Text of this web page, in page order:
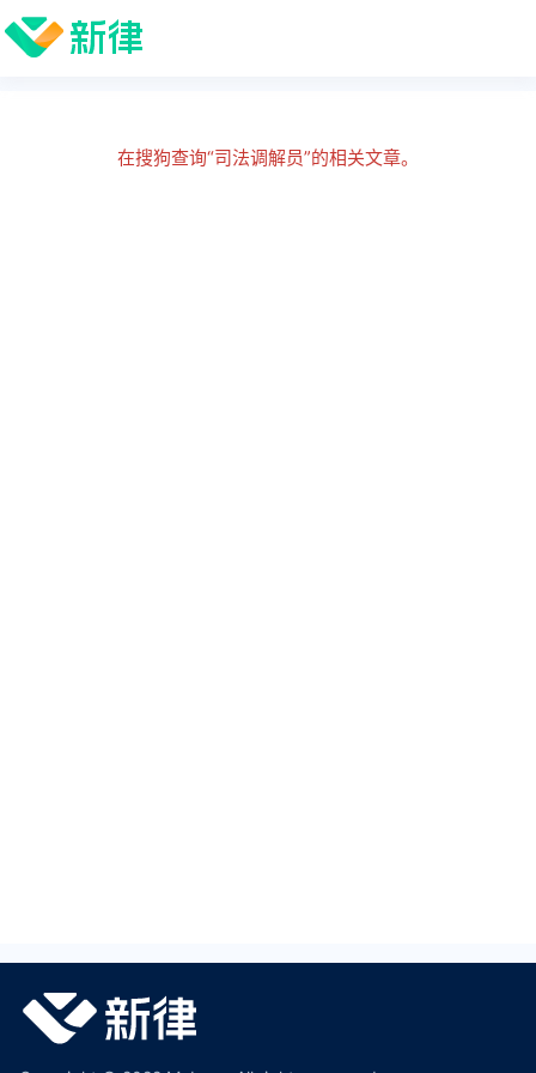
在搜狗查询“司法调解员”的相关文章。